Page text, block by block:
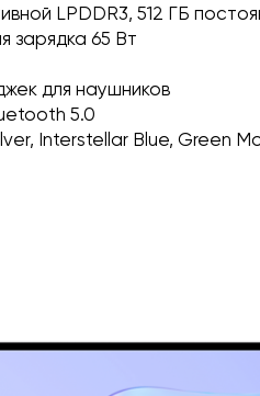
LPDDR3, 512 ГБ
зарядка 65 Вт
для наушников
5.0
Interstellar Blue, Green